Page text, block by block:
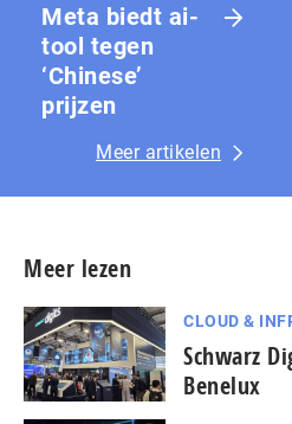
Meta biedt ai-
tool tegen
‘Chinese’
prijzen
Meer artikelen
Meer lezen
CLOUD &
Schwarz
Benelux